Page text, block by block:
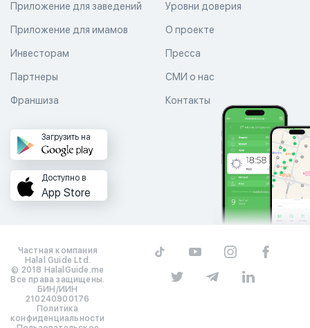
Уровни доверия
Приложение для заведений
Приложение для имамов О проекте
Пресса
СМИ о нас
Контакты
Инвесторам
Партнеры
Франшиза
Загрузить на
Доступно в
App Store
Частная компания
Halal Guide Ltd.
© 2018 HalalGuide.me
Все права защищены.
БИН/ИИН
210240900176
Политика
конфиденциальности